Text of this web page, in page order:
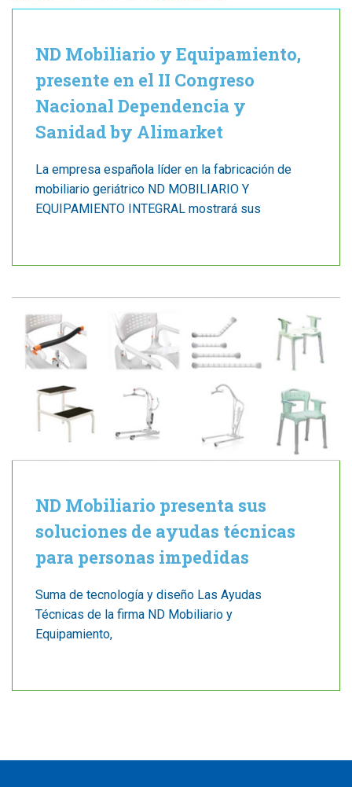
ND Mobiliario y Equipamiento,
presente en el II Congreso
Nacional Dependencia y
Sanidad by Alimarket
La empresa española líder en la fabricación de
mobiliario geriátrico ND MOBILIARIO Y
EQUIPAMIENTO INTEGRAL mostrará sus
ND Mobiliario presenta sus
soluciones de ayudas técnicas
para personas impedidas
Suma de tecnología y diseño Las Ayudas
Técnicas de la firma ND Mobiliario y
Equipamiento,